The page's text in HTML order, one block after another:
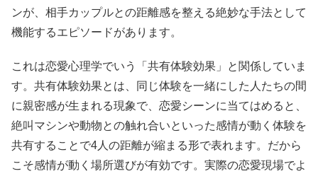
ンが、相手カップルとの距離感を整える絶妙な手法として
機能するエピソードがあります。
これは恋愛心理学でいう「共有体験効果」と関係していま
す。共有体験効果とは、同じ体験を一緒にした人たちの間
に親密感が生まれる現象で、恋愛シーンに当てはめると、
絶叫マシンや動物との触れ合いといった感情が動く体験を
共有することで4人の距離が縮まる形で表れます。だから
こそ感情が動く場所選びが有効です。実際の恋愛現場でよ